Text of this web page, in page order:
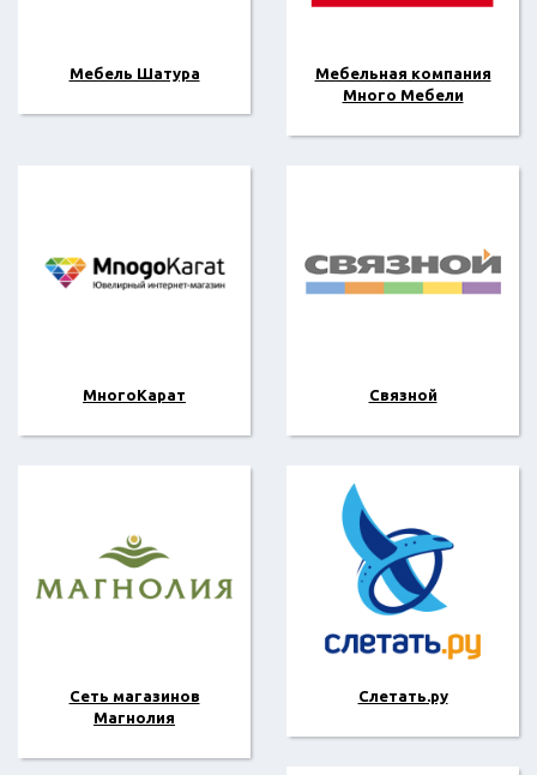
Мебель Шатура
Мебельная компания
Много Мебели
МногоКарат Связной
Сеть магазинов
Магнолия
Слетать.ру